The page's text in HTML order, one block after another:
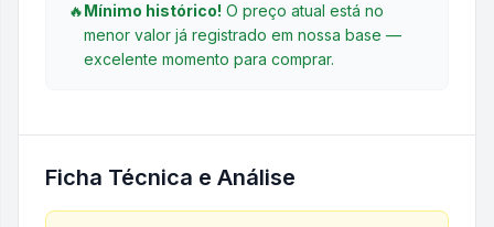
🔥Mínimo histórico! O preço atual está no
menor valor já registrado em nossa base —
excelente momento para comprar.
Ficha Técnica e Análise